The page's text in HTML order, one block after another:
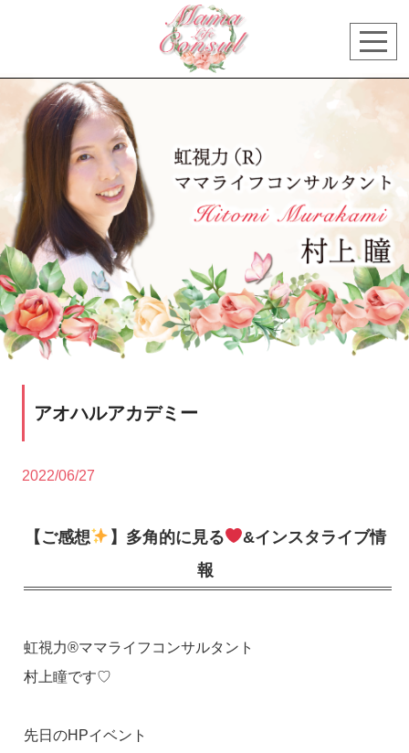
アオハルアカデミー
2022/06/27
【ご感想 】多角的に見る
&インスタライブ情
報
虹視力®️ママライフコンサルタント
村上瞳です♡
先日のHPイベント